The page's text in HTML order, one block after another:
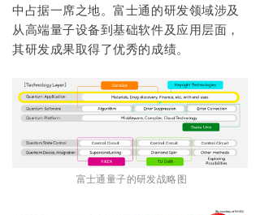
中占据一席之地。富士通的研发领域涉及
从高端量子设备到基础软件及应用层面，
其研发成果取得了优秀的成绩。
富士通量子的研发战略图